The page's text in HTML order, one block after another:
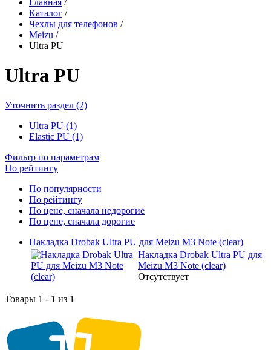
Главная /
Каталог /
Чехлы для телефонов /
Meizu /
Ultra PU
Ultra PU
Уточнить раздел (2)
Ultra PU (1)
Elastic PU (1)
Фильтр по параметрам
По рейтингу
По популярности
По рейтингу
По цене, сначала недорогие
По цене, сначала дорогие
Накладка Drobak Ultra PU для Meizu M3 Note (clear)
Накладка Drobak Ultra PU для
Meizu M3 Note (clear)
Отсутствует
Товары 1 - 1 из 1